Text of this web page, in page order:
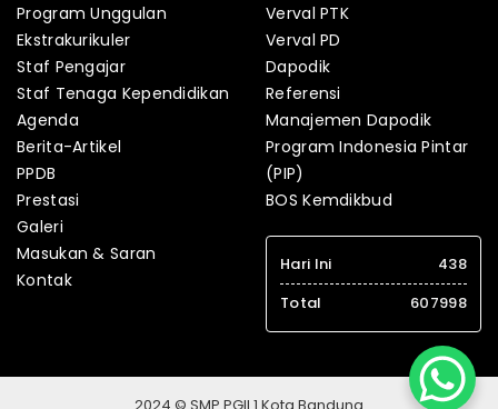
Program Unggulan
Ekstrakurikuler
Staf Pengajar
Staf Tenaga Kependidikan
Agenda
Berita-Artikel
PPDB
Prestasi
Galeri
Masukan & Saran
Kontak
Verval PTK
Verval PD
Dapodik
Referensi
Manajemen Dapodik
Program Indonesia Pintar
(PIP)
BOS Kemdikbud
Hari Ini
438
Total
607998